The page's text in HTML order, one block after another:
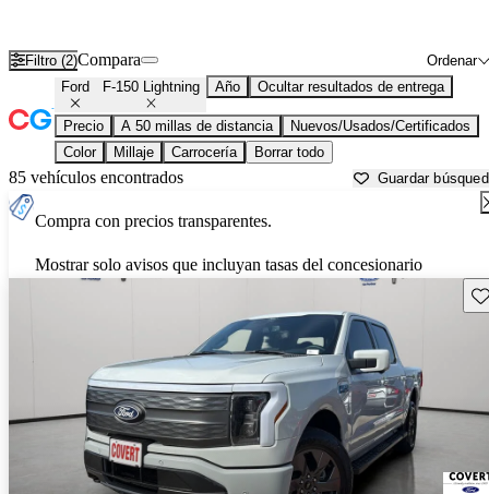
Filtro (2) Ordenar
Compara
Ford F-150 Lightning Año Ocultar resultados de entrega
Precio A 50 millas de distancia
Nuevos/Usados/Certificados
Color
Millaje Carrocería Borrar todo
85 vehículos encontrados Guardar
Compra con precios transparentes.
Mostrar solo avisos que incluyan tasas del concesionario